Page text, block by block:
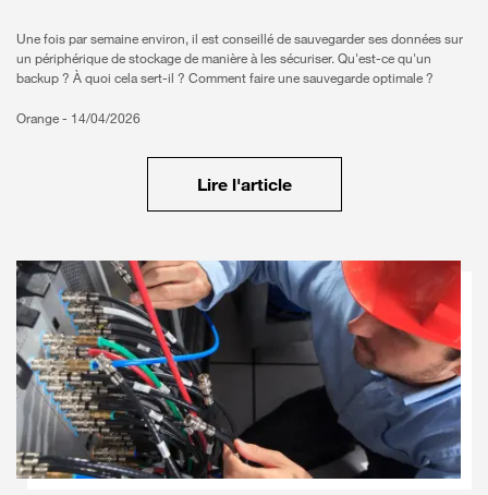
Une fois par semaine environ, il est conseillé de sauvegarder ses données sur
un périphérique de stockage de manière à les sécuriser. Qu'est-ce qu'un
backup ? À quoi cela sert-il ? Comment faire une sauvegarde optimale ?
Orange - 14/04/2026
Lire l'article